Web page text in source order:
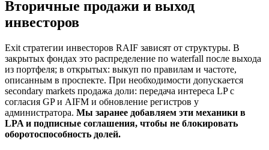
Вторичные продажи и выход
инвесторов
Exit стратегии инвесторов RAIF зависят от структуры. В
закрытых фондах это распределение по waterfall после выхода
из портфеля; в открытых: выкуп по правилам и частоте,
описанным в проспекте. При необходимости допускается
secondary markets продажа доли: передача интереса LP с
согласия GP и AIFM и обновление регистров у
администратора. Мы заранее добавляем эти механики в
LPA и подписные соглашения, чтобы не блокировать
оборотоспособность долей.